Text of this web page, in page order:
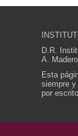
D.R.
A.
Esta
siempre
por